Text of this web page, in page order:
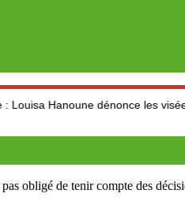
dénonce les visées
obligé de tenir compte des